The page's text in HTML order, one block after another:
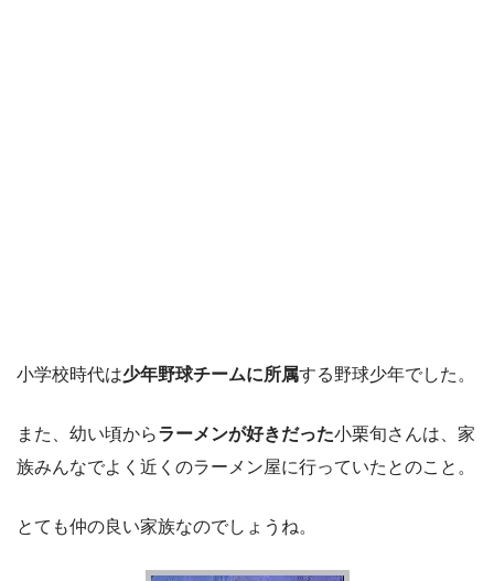
小学校時代は少年野球チームに所属する野球少年でした。
また、幼い頃からラーメンが好きだった小栗旬さんは、家
族みんなでよく近くのラーメン屋に行っていたとのこと。
とても仲の良い家族なのでしょうね。